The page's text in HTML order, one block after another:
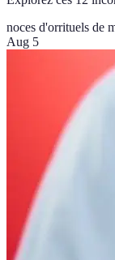
noces d'orrituels de
Aug 5